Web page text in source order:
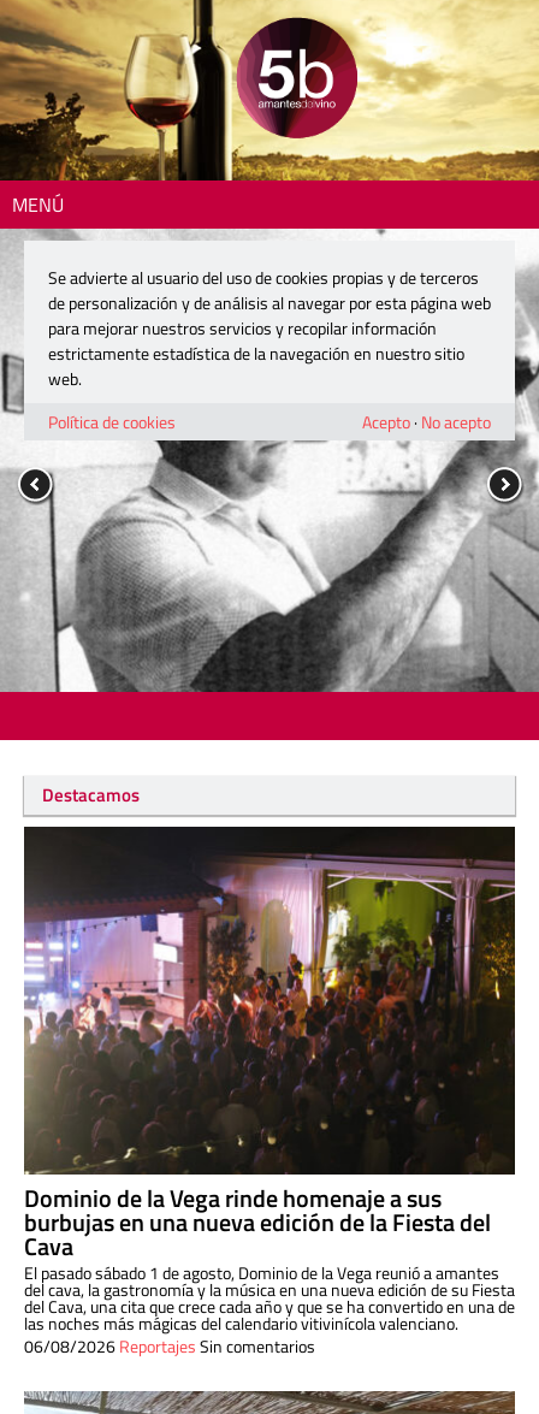
MENÚ
Destacamos
Dominio de la Vega rinde homenaje a sus
burbujas en una nueva edición de la Fiesta del
Cava
El pasado sábado 1 de agosto, Dominio de la Vega reunió a amantes
del cava, la gastronomía y la música en una nueva edición de su Fiesta
del Cava, una cita que crece cada año y que se ha convertido en una de
las noches más mágicas del calendario vitivinícola valenciano.
06/08/2026ReportajesSin comentarios
Se advierte al usuario del uso de cookies propias y de terceros
de personalización y de análisis al navegar por esta página web
para mejorar nuestros servicios y recopilar información
estrictamente estadística de la navegación en nuestro sitio
web.
Política de cookies
Acepto· No acepto